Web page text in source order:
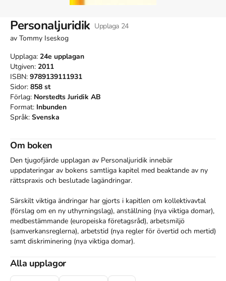
Personaljuridik Upplaga 24
av Tommy Iseskog
Upplaga: 24e upplagan
Utgiven: 2011
ISBN: 9789139111931
Sidor: 858 st
Förlag: Norstedts Juridik AB
Format: Inbunden
Språk: Svenska
Om boken
Den tjugofjärde upplagan av Personaljuridik innebär
uppdateringar av bokens samtliga kapitel med beaktande av ny
rättspraxis och beslutade lagändringar.
Särskilt viktiga ändringar har gjorts i kapitlen om kollektivavtal
(förslag om en ny uthyrningslag), anställning (nya viktiga domar),
medbestämmande (europeiska företagsråd), arbetsmiljö
(samverkansreglerna), arbetstid (nya regler för övertid och mertid)
samt diskriminering (nya viktiga domar).
Personaljuridik beskriver de juridiska regler som gäller i
förhållandet mellan arbetsgivare och arbetstagare. Boken kan
Alla upplagor